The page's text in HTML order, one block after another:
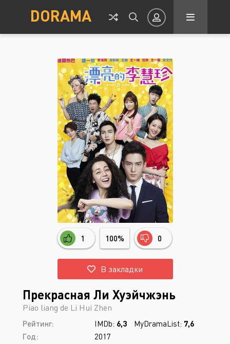
DORAMA
Авторизация
Запомнить
ВОЙТИ НА САЙТ
Регистрация Восстановить пароль
Или войти через
1 100% 0
В закладки
Прекрасная Ли Хуэйчжэнь
Piao liang de Li Hui Zhen
Рейтинг: IMDb: 6,3 MyDramaList: 7,6
Год:
2017